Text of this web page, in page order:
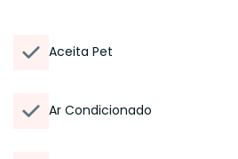
Aceita Pet
Ar Condicionado